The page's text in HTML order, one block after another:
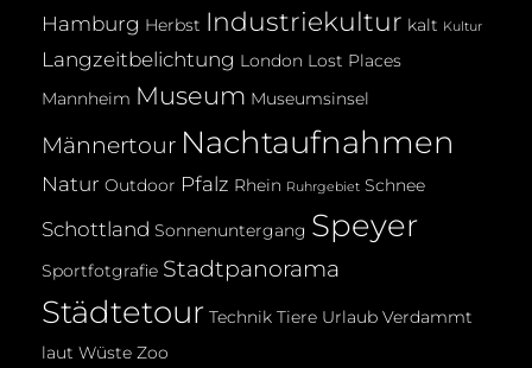
Hamburg Herbst Industriekultur kalt Kultur
Langzeitbelichtung London Lost Places
Mannheim Museum Museumsinsel
Männertour Nachtaufnahmen
Natur Outdoor Pfalz Rhein Ruhrgebiet Schnee
Schottland Sonnenuntergang Speyer
Sportfotgrafie Stadtpanorama
Städtetour Technik Tiere Urlaub Verdammt
laut Wüste Zoo